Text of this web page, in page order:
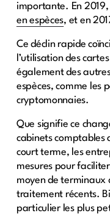
importante. En
en espèces, et en
Ce déclin rapide
l’utilisation des
également des
espèces, comme les
cryptomonnaies.
Que signifie ce
cabinets comptables
court terme, les
mesures pour
moyen de terminaux
traitement récents.
particulier les plus